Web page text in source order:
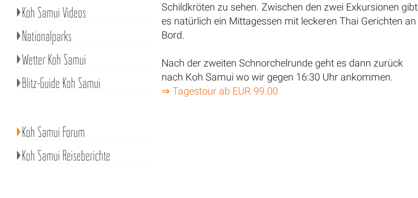
Schildkröten zu sehen. Zwischen den zwei Exkursionen gibt
es natürlich ein Mittagessen mit leckeren Thai Gerichten an
Bord.
Nach der zweiten Schnorchelrunde geht es dann zurück
nach Koh Samui wo wir gegen 16:30 Uhr ankommen.
⇒ Tagestour ab EUR 99.00
Koh Samui Videos
Nationalparks
Wetter Koh Samui
Blitz-Guide Koh Samui
Koh Samui Forum
Koh Samui Reiseberichte